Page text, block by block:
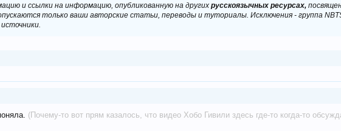
и ссылки на информацию, опубликованную на другихрусскоязычных ресурсах,
только ваши авторские статьи, переводы и туториалы. Исключения - группа
(Почему-то вот прям казалось, что видео Хобо Гивили здесь где-то когда-то